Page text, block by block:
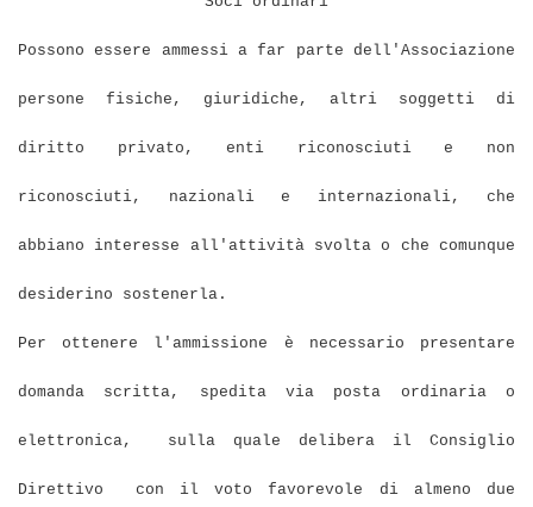
Possono essere ammessi a far parte dell'Associazione
persone fisiche, giuridiche, altri soggetti di
diritto privato, enti riconosciuti e non
riconosciuti, nazionali e internazionali, che
abbiano interesse all'attività svolta o che comunque
desiderino sostenerla.
Per ottenere l'ammissione è necessario presentare
domanda scritta, spedita via posta ordinaria o
elettronica, sulla quale delibera il Consiglio
Direttivo con il voto favorevole di almeno due